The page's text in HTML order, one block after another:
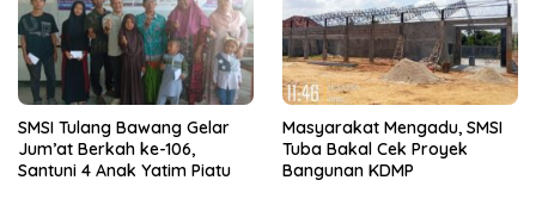
SMSI Tulang Bawang Gelar
Jum’at Berkah ke-106,
Santuni 4 Anak Yatim Piatu
Masyarakat Mengadu, SMSI
Tuba Bakal Cek Proyek
Bangunan KDMP